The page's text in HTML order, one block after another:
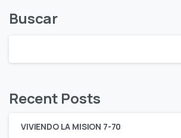
Buscar
Recent Posts
VIVIENDO LA MISION 7-70